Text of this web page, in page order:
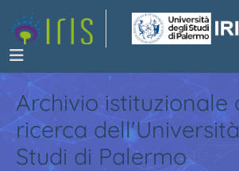
Archivio istituzionale
ricerca
Studi di Palermo